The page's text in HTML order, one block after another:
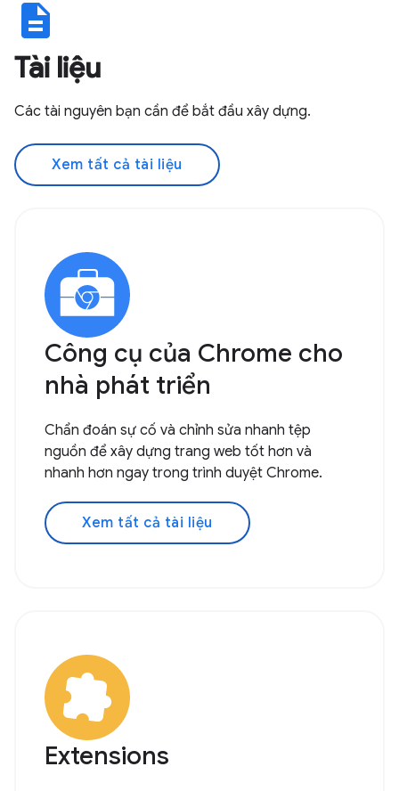
description
Tài liệu
Các tài nguyên bạn cần để bắt đầu xây dựng.
Xem tất cả tài liệu
Công cụ của Chrome cho
nhà phát triển
Chẩn đoán sự cố và chỉnh sửa nhanh tệp
nguồn để xây dựng trang web tốt hơn và
nhanh hơn ngay trong trình duyệt Chrome.
Xem tất cả tài liệu
Extensions